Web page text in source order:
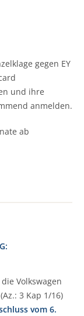
gegen EY
und ihre
anmelden.
ab
Volkswagen
3 Kap 1/16)
vom 6.